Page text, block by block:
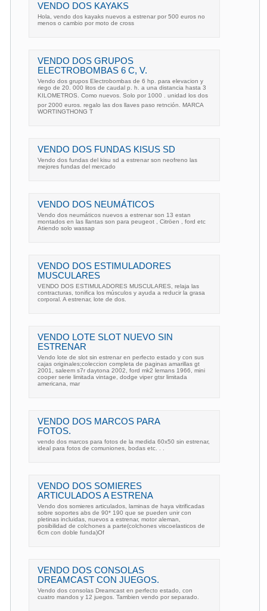
VENDO DOS KAYAKS
Hola, vendo dos kayaks nuevos a estrenar por 500 euros no
menos o cambio por moto de cross
VENDO DOS GRUPOS
ELECTROBOMBAS 6 C, V.
Vendo dos grupos Electrobombas de 6 hp. para elevacion y
riego de 20. 000 litos de caudal p. h. a una distancia hasta 3
KILOMETROS. Como nuevos. Solo por 1000 . unidad los dos
por 2000 euros. regalo las dos llaves paso retnción. MARCA
WORTINGTHONG T
VENDO DOS FUNDAS KISUS SD
Vendo dos fundas del kisu sd a estrenar son neofreno las
mejores fundas del mercado
VENDO DOS NEUMÁTICOS
Vendo dos neumáticos nuevos a estrenar son 13 estan
montados en las llantas son para peugeot , Citröen , ford etc
Atiendo solo wassap
VENDO DOS ESTIMULADORES
MUSCULARES
VENDO DOS ESTIMULADORES MUSCULARES, relaja las
contracturas, tonifica los músculos y ayuda a reducir la grasa
corporal. A estrenar, lote de dos.
VENDO LOTE SLOT NUEVO SIN
ESTRENAR
Vendo lote de slot sin estrenar en perfecto estado y con sus
cajas originales;coleccion completa de paginas amarillas gt
2001, saleem s7r daytona 2002, ford mk2 lemans 1966, mini
cooper serie limitada vintage, dodge viper gtsr limitada
americana, mar
VENDO DOS MARCOS PARA
FOTOS.
vendo dos marcos para fotos de la medida 60x50 sin estrenar,
ideal para fotos de comuniones, bodas etc. . .
VENDO DOS SOMIERES
ARTICULADOS A ESTRENA
Vendo dos somieres articulados, laminas de haya vitrificadas
sobre soportes abs de 90* 190 que se pueden unir con
pletinas incluidas, nuevos a estrenar, motor aleman,
posibilidad de colchones a parte(colchones viscoelasticos de
6cm con doble funda)Of
VENDO DOS CONSOLAS
DREAMCAST CON JUEGOS.
Vendo dos consolas Dreamcast en perfecto estado, con
cuatro mandos y 12 juegos. Tambien vendo por separado.